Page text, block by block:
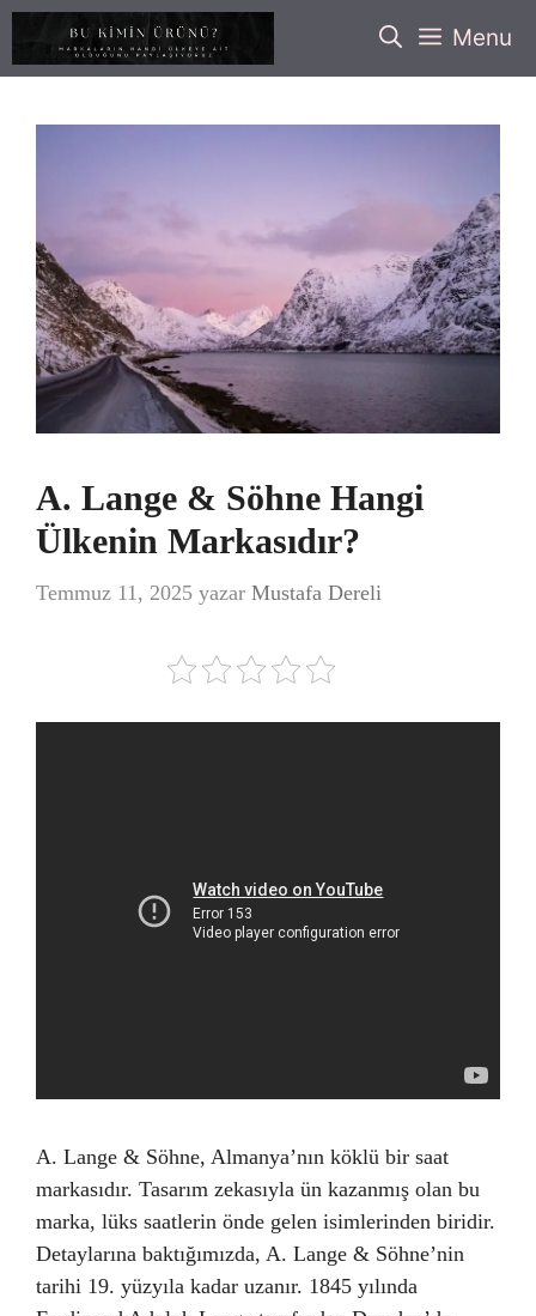
İçeriğe
Menu
A. Lange & Söhne Hangi
Ülkenin Markasıdır?
Temmuz 11, 2025 yazar Mustafa Dereli
A. Lange & Söhne, Almanya’nın köklü bir saat
markasıdır. Tasarım zekasıyla ün kazanmış olan bu
marka, lüks saatlerin önde gelen isimlerinden biridir.
Detaylarına baktığımızda, A. Lange & Söhne’nin
tarihi 19. yüzyıla kadar uzanır. 1845 yılında